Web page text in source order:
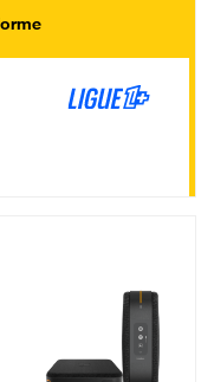
€ par mois, Engagement 12 mois